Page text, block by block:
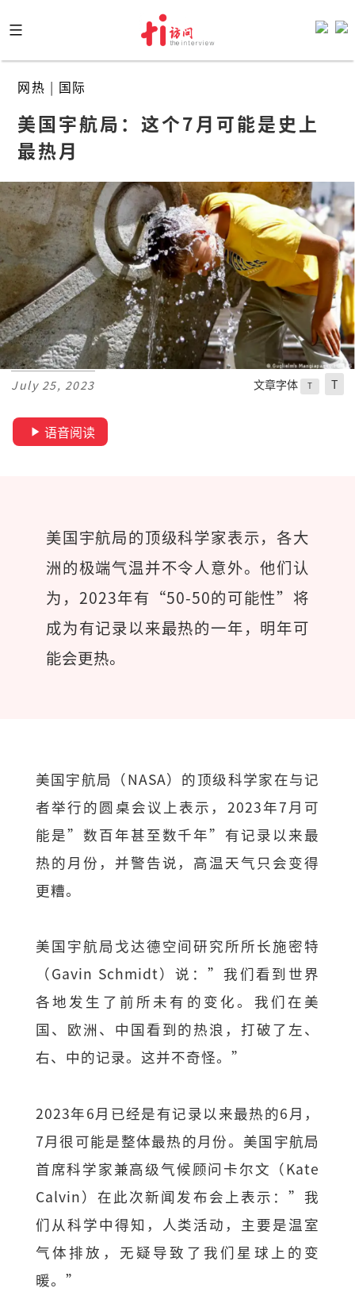
to
content
网热 | 国际
美国宇航局：这个7月可能是史上
最热月
July 25, 2023 文章字体 T T
语音阅读
美国宇航局的顶级科学家表示，各大
洲的极端气温并不令人意外。他们认
为，2023年有“50-50的可能性”将
成为有记录以来最热的一年，明年可
能会更热。
美国宇航局（NASA）的顶级科学家在与记
者举行的圆桌会议上表示，2023年7月可
能是”数百年甚至数千年”有记录以来最
热的月份，并警告说，高温天气只会变得
更糟。
美国宇航局戈达德空间研究所所长施密特
（Gavin Schmidt）说：”我们看到世界
各地发生了前所未有的变化。我们在美
国、欧洲、中国看到的热浪，打破了左、
右、中的记录。这并不奇怪。”
2023年6月已经是有记录以来最热的6月，
7月很可能是整体最热的月份。美国宇航局
首席科学家兼高级气候顾问卡尔文（Kate
Calvin）在此次新闻发布会上表示：”我
们从科学中得知，人类活动，主要是温室
气体排放，无疑导致了我们星球上的变
暖。”